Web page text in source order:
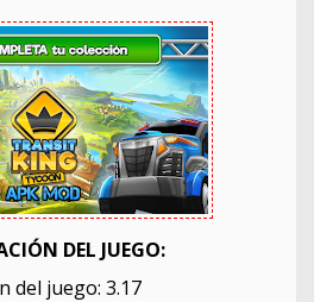
DEL JUEGO:
del juego: 3.17